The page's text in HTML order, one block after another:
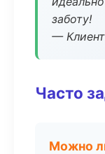
заботу!
—
Часто
Можно